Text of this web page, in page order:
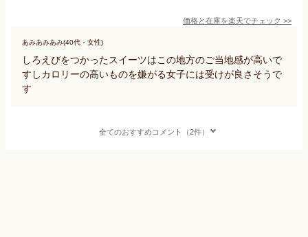
価格と在庫を楽天でチェック >>
あみあみあみ(40代・女性)
しろえびをつかったスイーツはこの地方のご当地感が高いで
すしカロリーの高いものを嫌がる女子には受けが良さそうで
す
全てのおすすめコメント（2件）